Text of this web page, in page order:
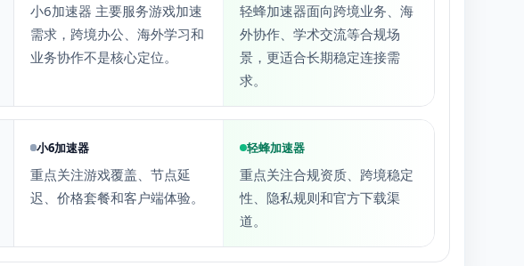
小6加速器 主要服务游戏加速
需求，跨境办公、海外学习和
业务协作不是核心定位。
轻蜂加速器面向跨境业务、海
外协作、学术交流等合规场
景，更适合长期稳定连接需
求。
小6加速器
重点关注游戏覆盖、节点延
迟、价格套餐和客户端体验。
轻蜂加速器
重点关注合规资质、跨境稳定
性、隐私规则和官方下载渠
道。